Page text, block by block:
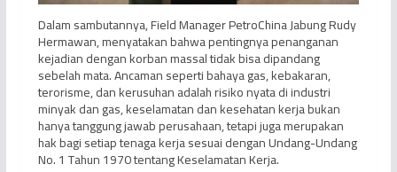
Dalam sambutannya, Field Manager PetroChina Jabung Rudy
Hermawan, menyatakan bahwa pentingnya penanganan
kejadian dengan korban massal tidak bisa dipandang
sebelah mata. Ancaman seperti bahaya gas, kebakaran,
terorisme, dan kerusuhan adalah risiko nyata di industri
minyak dan gas, keselamatan dan kesehatan kerja bukan
hanya tanggung jawab perusahaan, tetapi juga merupakan
hak bagi setiap tenaga kerja sesuai dengan Undang-Undang
No. 1 Tahun 1970 tentang Keselamatan Kerja.